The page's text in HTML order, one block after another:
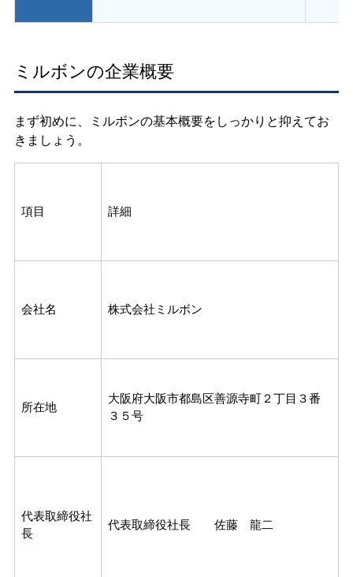
ミルボンの企業概要
まず初めに、ミルボンの基本概要をしっかりと抑えてお
きましょう。
項目 詳細
会社名 株式会社ミルボン
所在地
大阪府大阪市都島区善源寺町２丁目３番
３５号
代表取締役社
長
代表取締役社長 佐藤 龍二